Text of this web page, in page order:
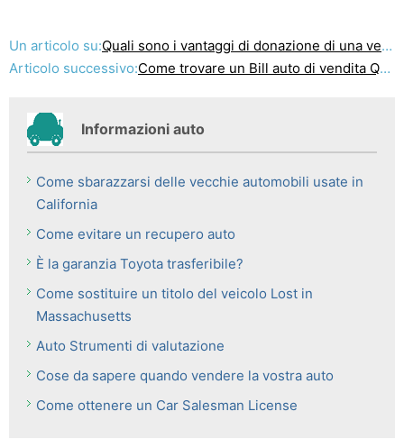
Un articolo su:Quali sono i vantaggi di donazione di una vettura?
Articolo successivo:Come trovare un Bill auto di vendita Questo è stampabile
Informazioni auto
Come sbarazzarsi delle vecchie automobili usate in
California
Come evitare un recupero auto
È la garanzia Toyota trasferibile?
Come sostituire un titolo del veicolo Lost in
Massachusetts
Auto Strumenti di valutazione
Cose da sapere quando vendere la vostra auto
Come ottenere un Car Salesman License